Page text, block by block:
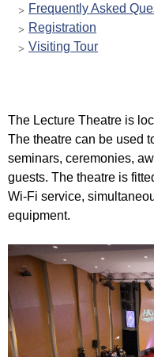
Frequently Asked
Registration
Visiting Tour
The Lecture Theatre is
The theatre can be used
seminars, ceremonies,
guests. The theatre is
Wi-Fi service,
equipment.